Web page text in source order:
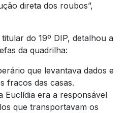
direta dos roubos”,
do 19º DIP, detalhou a
da quadrilha:
que levantava dados e
fracos das casas.
Euclídia era a responsável
que transportavam os